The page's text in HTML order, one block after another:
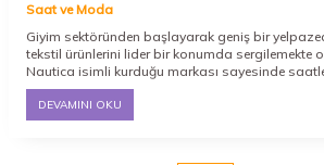
Saat ve Moda
Giyim sektöründen başlayarak geniş bir
tekstil ürünlerini lider bir konumda sergilemekte
Nautica isimli kurduğu markası sayesinde
sergilemektedir. Spor ve deniz havasına uyumlu
tarza sahip saatlerini sizlere yıllardır sunmaya
DEVAMINI OKU